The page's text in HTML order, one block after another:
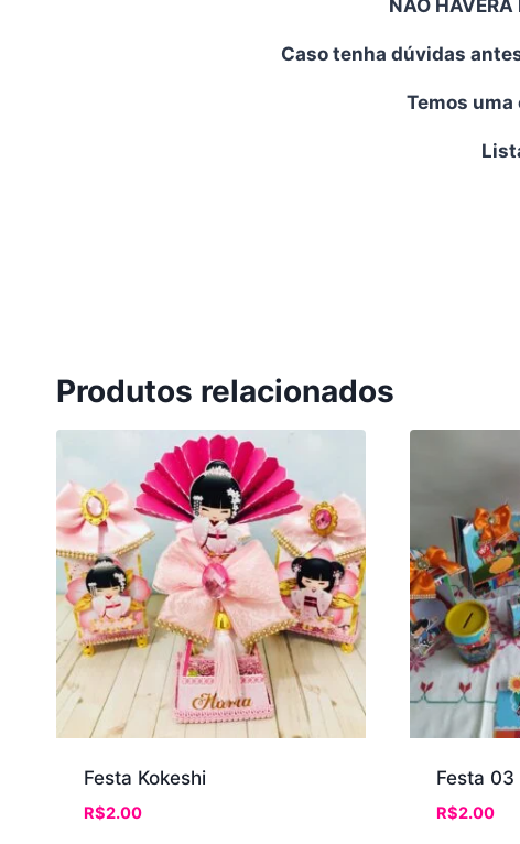
NÃO HAVERÁ
Caso tenha dúvidas
Temos
Produtos relacionados
Festa Kokeshi
R$2.00
Festa
R$2.00